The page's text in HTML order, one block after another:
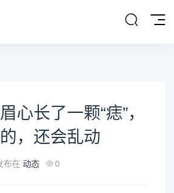
心长了一颗“痣”，
，还会乱动
布在 动态 0